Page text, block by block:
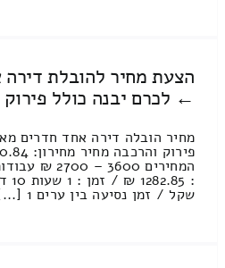
הצעת מחיר להובלת
← לכרם יבנה כולל
מחיר הובלה דירה אחד חדרים
המחירים 3600
שקל / זמן נסיעה בין ערים 1 [...]